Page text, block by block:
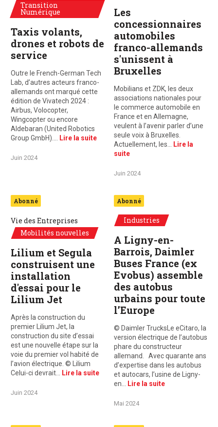
Transition
Numérique
Taxis volants,
drones et robots de
service
Outre le French-German Tech
Lab, d’autres acteurs franco-
allemands ont marqué cette
édition de Vivatech 2024 :
Airbus, Volocopter,
Wingcopter ou encore
Aldebaran (United Robotics
Group GmbH).…
Lire la suite
Juin 2024
Les
concessionnaires
automobiles
franco-allemands
s'unissent à
Bruxelles
Mobilians et ZDK, les deux
associations nationales pour
le commerce automobile en
France et en Allemagne,
veulent à l’avenir parler d’une
seule voix à Bruxelles.
Actuellement, les…
Lire la
suite
Juin 2024
Abonné
Vie des Entreprises
Mobilités nouvelles
Lilium et Segula
construisent une
installation
d'essai pour le
Lilium Jet
Après la construction du
premier Lilium Jet, la
construction du site d’essai
est une nouvelle étape sur la
voie du premier vol habité de
l’avion électrique. © Lilium
Celui-ci devrait…
Lire la suite
Juin 2024
Abonné
Industries
A Ligny-en-
Barrois, Daimler
Buses France (ex
Evobus) assemble
des autobus
urbains pour toute
l’Europe
© Daimler TrucksLe eCitaro, la
version électrique de l’autobus
phare du constructeur
allemand. Avec quarante ans
d’expertise dans les autobus
et autocars, l’usine de Ligny-
en…
Lire la suite
Mai 2024